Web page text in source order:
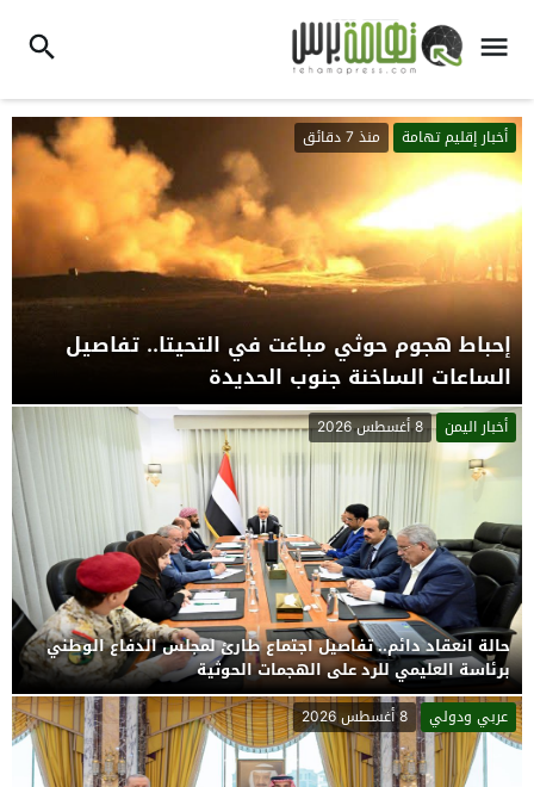
إحباط هجوم حوثي مباغت في التحيتا.. تفاصيل
الساعات الساخنة جنوب الحديدة
أخبار إقليم تهامة منذ 7 دقائق
حالة انعقاد دائم.. تفاصيل اجتماع طارئ لمجلس الدفاع الوطني
برئاسة العليمي للرد على الهجمات الحوثية
أخبار اليمن 8 أغسطس 2026
عربي ودولي 8 أغسطس 2026